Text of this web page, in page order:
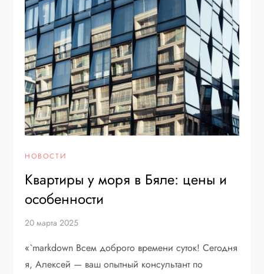
НОВОСТИ
Квартиры у моря в Бяле: цены и
особенности
20 марта 2025
«`markdown Всем доброго времени суток! Сегодня
я, Алексей — ваш опытный консультант по